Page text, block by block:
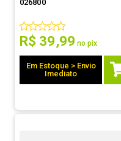
026800
R$ 39,99 no pix
Em Estoque > Envio
Imediato